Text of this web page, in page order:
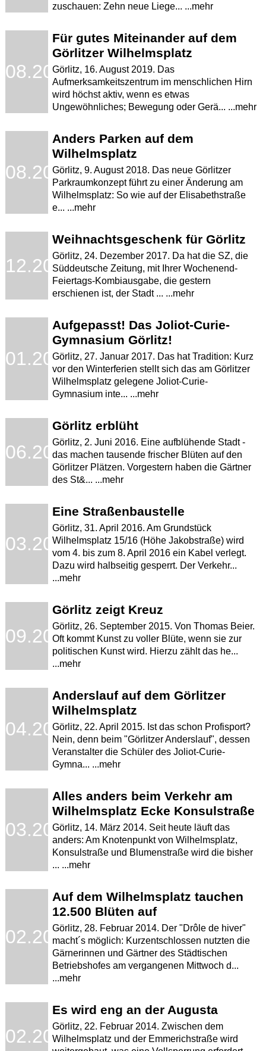
zuschauen: Zehn neue Liege... ...mehr
Für gutes Miteinander auf dem
Görlitzer Wilhelmsplatz
Görlitz, 16. August 2019. Das
Aufmerksamkeitszentrum im menschlichen Hirn
wird höchst aktiv, wenn es etwas
Ungewöhnliches; Bewegung oder Gerä... ...mehr
Anders Parken auf dem
Wilhelmsplatz
Görlitz, 9. August 2018. Das neue Görlitzer
Parkraumkonzept führt zu einer Änderung am
Wilhelmsplatz: So wie auf der Elisabethstraße
e... ...mehr
Weihnachtsgeschenk für Görlitz
Görlitz, 24. Dezember 2017. Da hat die SZ, die
Süddeutsche Zeitung, mit Ihrer Wochenend-
Feiertags-Kombiausgabe, die gestern
erschienen ist, der Stadt ... ...mehr
Aufgepasst! Das Joliot-Curie-
Gymnasium Görlitz!
Görlitz, 27. Januar 2017. Das hat Tradition: Kurz
vor den Winterferien stellt sich das am Görlitzer
Wilhelmsplatz gelegene Joliot-Curie-
Gymnasium inte... ...mehr
Görlitz erblüht
Görlitz, 2. Juni 2016. Eine aufblühende Stadt -
das machen tausende frischer Blüten auf den
Görlitzer Plätzen. Vorgestern haben die Gärtner
des St&... ...mehr
Eine Straßenbaustelle
Görlitz, 31. April 2016. Am Grundstück
Wilhelmsplatz 15/16 (Höhe Jakobstraße) wird
vom 4. bis zum 8. April 2016 ein Kabel verlegt.
Dazu wird halbseitig gesperrt. Der Verkehr...
...mehr
Görlitz zeigt Kreuz
Görlitz, 26. September 2015. Von Thomas Beier.
Oft kommt Kunst zu voller Blüte, wenn sie zur
politischen Kunst wird. Hierzu zählt das he...
...mehr
Anderslauf auf dem Görlitzer
Wilhelmsplatz
Görlitz, 22. April 2015. Ist das schon Profisport?
Nein, denn beim "Görlitzer Anderslauf", dessen
Veranstalter die Schüler des Joliot-Curie-
Gymna... ...mehr
Alles anders beim Verkehr am
Wilhelmsplatz Ecke Konsulstraße
Görlitz, 14. März 2014. Seit heute läuft das
anders: Am Knotenpunkt von Wilhelmsplatz,
Konsulstraße und Blumenstraße wird die bisher
... ...mehr
Auf dem Wilhelmsplatz tauchen
12.500 Blüten auf
Görlitz, 28. Februar 2014. Der "Drôle de hiver"
macht´s möglich: Kurzentschlossen nutzten die
Gärnerinnen und Gärtner des Städtischen
Betriebshofes am vergangenen Mittwoch d...
...mehr
Es wird eng an der Augusta
Görlitz, 22. Februar 2014. Zwischen dem
Wilhelmsplatz und der Emmerichstraße wird